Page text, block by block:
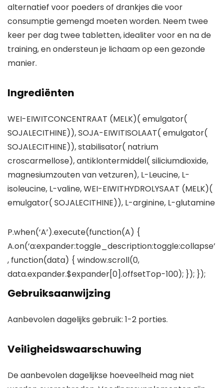
alternatief voor poeders of drankjes die voor
consumptie gemengd moeten worden. Neem twee
keer per dag twee tabletten, idealiter voor en na de
training, en ondersteun je lichaam op een gezonde
manier.
Ingrediënten
WEI-EIWITCONCENTRAAT (MELK)( emulgator(
SOJALECITHINE)), SOJA-EIWITISOLAAT( emulgator(
SOJALECITHINE)), stabilisator( natrium
croscarmellose), antiklontermiddel( siliciumdioxide,
magnesiumzouten van vetzuren), L-Leucine, L-
isoleucine, L-valine, WEI-EIWITHYDROLYSAAT (MELK)(
emulgator( SOJALECITHINE)), L-arginine, L-glutamine
P.when(‘A’).execute(function(A) {
A.on(‘a:expander:toggle_description:toggle:collapse’
, function(data) { window.scroll(0,
data.expander.$expander[0].offsetTop-100); }); });
Gebruiksaanwijzing
Aanbevolen dagelijks gebruik: 1-2 porties.
Veiligheidswaarschuwing
De aanbevolen dagelijkse hoeveelheid mag niet